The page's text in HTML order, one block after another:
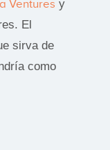
Ventures y
El
sirva de
como